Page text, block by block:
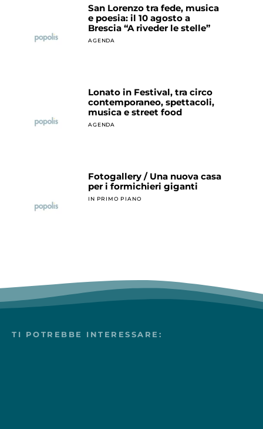
San Lorenzo tra fede, musica
e poesia: il 10 agosto a
Brescia “A riveder le stelle”
AGENDA
Lonato in Festival, tra circo
contemporaneo, spettacoli,
musica e street food
AGENDA
Fotogallery / Una nuova casa
per i formichieri giganti
IN PRIMO PIANO
TI POTREBBE INTERESSARE: